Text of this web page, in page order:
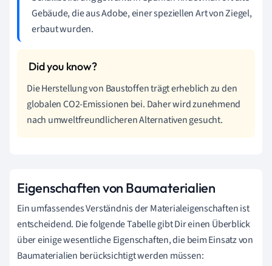
Gebäude, die aus Adobe, einer speziellen Art von Ziegel,
erbaut wurden.
Die Herstellung von Baustoffen trägt erheblich zu den
globalen CO2-Emissionen bei. Daher wird zunehmend
nach umweltfreundlicheren Alternativen gesucht.
Eigenschaften von Baumaterialien
Ein umfassendes Verständnis der Materialeigenschaften ist
entscheidend. Die folgende Tabelle gibt Dir einen Überblick
über einige wesentliche Eigenschaften, die beim Einsatz von
Baumaterialien berücksichtigt werden müssen: